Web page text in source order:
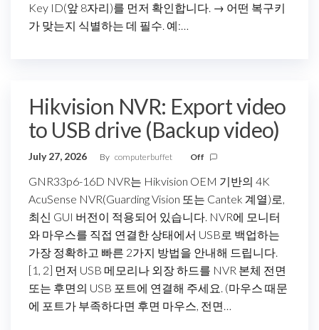
Key ID(앞 8자리)를 먼저 확인합니다. → 어떤 복구키
가 맞는지 식별하는 데 필수. 예:…
Hikvision NVR: Export video
to USB drive (Backup video)
July 27, 2026 By computerbuffet Off
GNR33p6-16D NVR는 Hikvision OEM 기반의 4K
AcuSense NVR(Guarding Vision 또는 Cantek 계열)로,
최신 GUI 버전이 적용되어 있습니다. NVR에 모니터
와 마우스를 직접 연결한 상태에서 USB로 백업하는
가장 정확하고 빠른 2가지 방법을 안내해 드립니다.
[1, 2] 먼저 USB 메모리나 외장 하드를 NVR 본체 전면
또는 후면의 USB 포트에 연결해 주세요. (마우스 때문
에 포트가 부족하다면 후면 마우스, 전면…